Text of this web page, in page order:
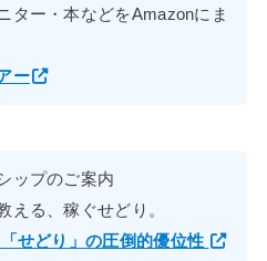
ター・本などをAmazonにま
ー
ップのご案内
える、稼ぐせどり。
せどり」の圧倒的優位性